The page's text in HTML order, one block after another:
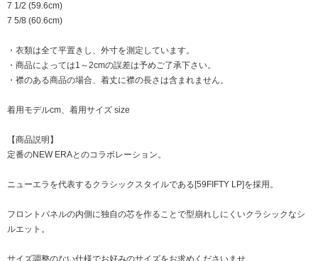
7 1/2 (59.6cm)
7 5/8 (60.6cm)
・衣類は全て平置きし、外寸を測定しています。
・商品によっては1～2cmの誤差は予めご了承下さい。
・襟のある商品の場合、着丈に襟の長さは含まれません。
着用モデルcm、着用サイズ size
【商品説明】
定番のNEW ERAとのコラボレーション。
ニューエラを代表するクラシックスタイルである[59FIFTY LP]を採用。
フロントパネルの内側に独自の芯を作ることで型崩れしにくいクラシックなシ
ルエット。